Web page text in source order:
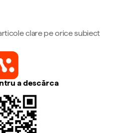
clare pe orice subiect
a descărca